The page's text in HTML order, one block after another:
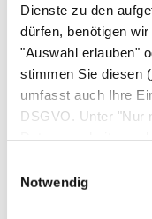
Dienste zu den
dürfen, benötigen
"Auswahl erlauben"
stimmen Sie diesen
umfasst auch Ihre
DSGVO. Unter "Nur
Notwendig
Schema der
Gelenkveränderung
Tabelle: